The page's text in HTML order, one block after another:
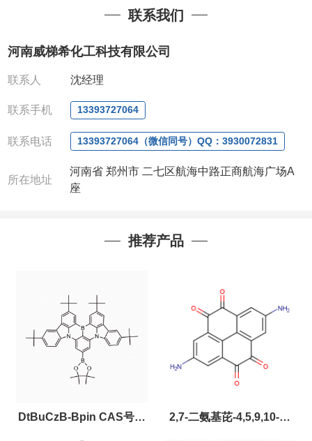
;1g;2.5g ;5g ;10g可根据客户需求进行分装
我司对高校及科研单位先发货和
全额退款,并承担所有运费。电话:0371-
63377391/13393727064
微信 :13393727064
联系我们
河南威梯希化工科技有限公司
联系人 沈经理
联系手机 13393727064
联系电话 13393727064（微信同号）QQ：3930072831
所在地址
河南省 郑州市 二七区航海中路正商航海广场A
座
推荐产品
DtBuCzB-Bpin CAS号： 2,7-二氨基芘-4,5,9,10-四